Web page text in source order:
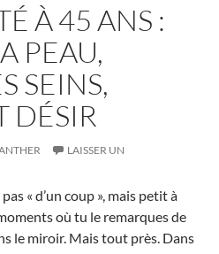
À 45 ANS :
PEAU,
SEINS,
DÉSIR
LAISSER UN
« d’un coup », mais petit à
où tu le remarques de
le miroir. Mais tout près. Dans